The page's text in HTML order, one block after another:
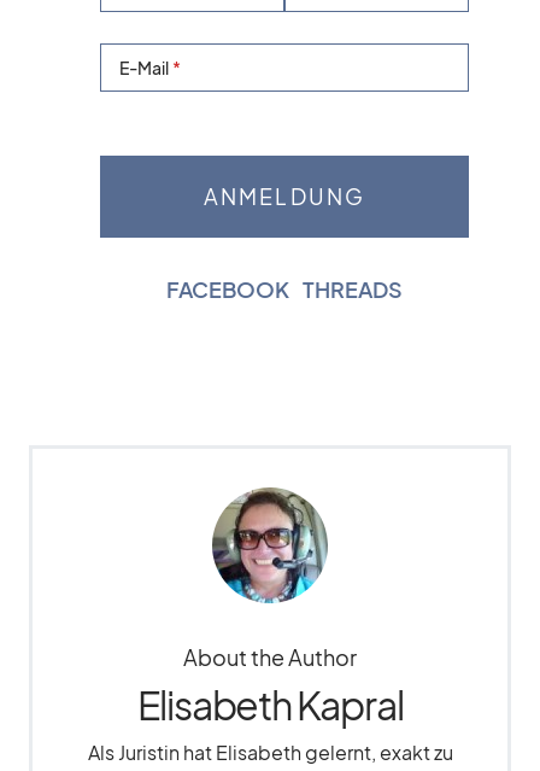
E-Mail
FACEBOOK THREADS
About the Author
Elisabeth Kapral
Als Juristin hat Elisabeth gelernt, exakt zu